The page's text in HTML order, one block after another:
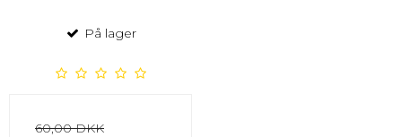
På lager
60,00 DKK